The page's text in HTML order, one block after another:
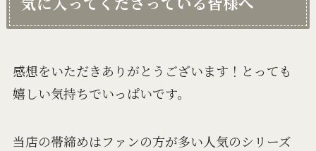
感想をいただきありがとうございます！とっても
嬉しい気持ちでいっぱいです。
当店の帯締めはファンの方が多い人気のシリーズ